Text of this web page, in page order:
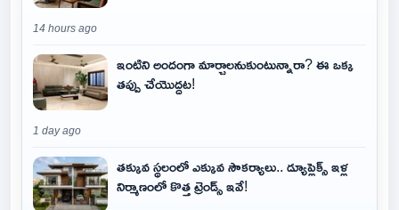
14 hours ago
ఇంటిని అందంగా మార్చాలనుకుంటున్నారా? ఈ ఒక్క
తప్పు చేయొద్దట!
1 day ago
తక్కువ స్థలంలో ఎక్కువ సౌకర్యాలు.. డ్యూప్లెక్స్ ఇళ్ల
నిర్మాణంలో కొత్త ట్రెండ్స్ ఇవే!